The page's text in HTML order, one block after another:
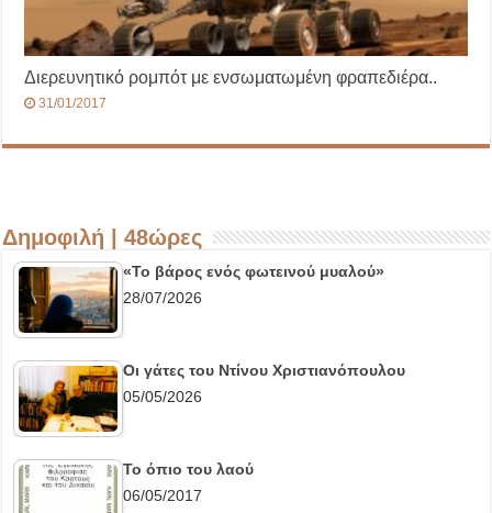
Διερευνητικό ρομπότ με ενσωματωμένη φραπεδιέρα..
31/01/2017
Δημοφιλή | 48ώρες
«Το βάρος ενός φωτεινού μυαλού»
28/07/2026
Οι γάτες του Ντίνου Χριστιανόπουλου
05/05/2026
Το όπιο του λαού
06/05/2017